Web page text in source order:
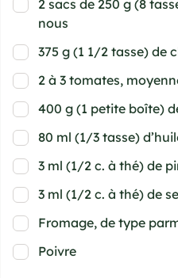
2 sacs de 250 g (8
nous
375 g (1 1/2 tasse) de
2 à 3 tomates,
400 g (1 petite boîte)
80 ml (1/3 tasse)
3 ml (1/2 c. à thé) de
3 ml (1/2 c. à thé) de
Fromage, de type
Poivre